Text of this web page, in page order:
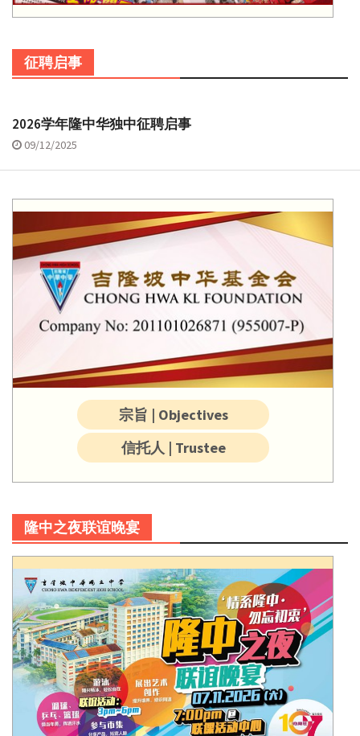
征聘启事
2026学年隆中华独中征聘启事
09/12/2025
宗旨 | Objectives
信托人 | Trustee
隆中之夜联谊晚宴